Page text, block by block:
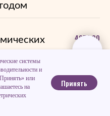
4950,00
и
системы
и
или
на
Принять